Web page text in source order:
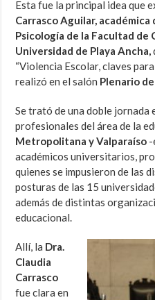
Esta fue la principal idea que
Carrasco Aguilar,
Psicología de la Facultad de
Universidad de Playa Ancha,
“Violencia Escolar, claves
realizó en el salón Plenario
Se trató de una doble jornada
profesionales del área de la
Metropolitana y Valparaíso -
académicos universitarios,
quienes se impusieron de las
posturas de las 15
además de distintas
educacional.
Allí, la Dra.
Claudia
Carrasco
fue clara en